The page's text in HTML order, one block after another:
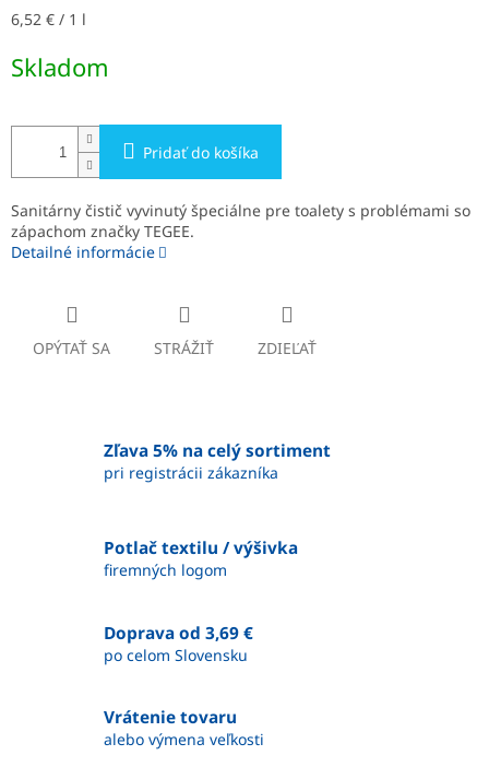
Jednotková
6,52 € / 1 l
Skladom
Pridať do košíka
Sanitárny čistič vyvinutý špeciálne pre toalety s problémami so
zápachom značky TEGEE.
Detailné informácie
OPÝTAŤ SA STRÁŽIŤ ZDIEĽAŤ
Zľava 5% na celý sortiment
pri registrácii zákazníka
Potlač textilu / výšivka
firemných logom
Doprava od 3,69 €
po celom Slovensku
Vrátenie tovaru
alebo výmena veľkosti